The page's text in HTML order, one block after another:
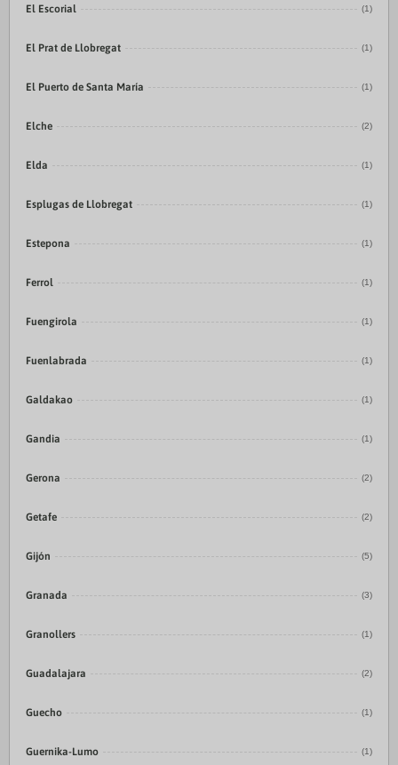
El Escorial (1)
El Prat de Llobregat (1)
El Puerto de Santa María (1)
Elche (2)
Elda (1)
Esplugas de Llobregat (1)
Estepona (1)
Ferrol (1)
Fuengirola (1)
Fuenlabrada (1)
Galdakao (1)
Gandia (1)
Gerona (2)
Getafe (2)
Gijón (5)
Granada (3)
Granollers (1)
Guadalajara (2)
Guecho (1)
Guernika-Lumo (1)